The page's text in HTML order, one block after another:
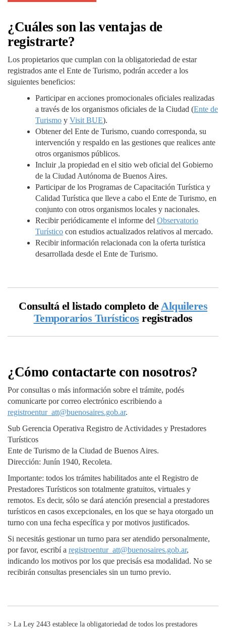
¿Cuáles son las ventajas de
registrarte?
Los propietarios que cumplan con la obligatoriedad de estar
registrados ante el Ente de Turismo, podrán acceder a los
siguientes beneficios:
Participar en acciones promocionales oficiales realizadas
a través de los organismos oficiales de la Ciudad (Ente de
Turismo y Visit BUE).
Obtener del Ente de Turismo, cuando corresponda, su
intervención y respaldo en las gestiones que realices ante
otros organismos públicos.
Incluir ,la propiedad en el sitio web oficial del Gobierno
de la Ciudad Autónoma de Buenos Aires.
Participar de los Programas de Capacitación Turística y
Calidad Turística que lleve a cabo el Ente de Turismo, en
conjunto con otros organismos locales y nacionales.
Recibir periódicamente el informe del Observatorio
Turístico con estudios actualizados relativos al mercado.
Recibir información relacionada con la oferta turística
desarrollada desde el Ente de Turismo.
Consultá el listado completo de Alquileres
Temporarios Turísticos registrados
¿Cómo contactarte con nosotros?
Por consultas o más información sobre el trámite, podés
comunicarte por correo electrónico escribiendo a
registroentur_att@buenosaires.gob.ar.
Sub Gerencia Operativa Registro de Actividades y Prestadores
Turísticos
Ente de Turismo de la Ciudad de Buenos Aires.
Dirección: Junín 1940, Recoleta.
Importante: todos los trámites habilitados ante el Registro de
Prestadores Turísticos son totalmente gratuitos, virtuales y
remotos. Es decir, sólo se dará atención presencial a prestadores
turísticos en casos excepcionales, en los que se haya otorgado un
turno con una fecha específica y por motivos justificados.
Si necesitás gestionar un turno para ser atendido personalmente,
por favor, escribí a registroentur_att@buenosaires.gob.ar,
indicando los motivos por los que precisás esa modalidad. No se
recibirán consultas presenciales sin un turno previo.
> La Ley 2443 establece la obligatoriedad de todos los prestadores